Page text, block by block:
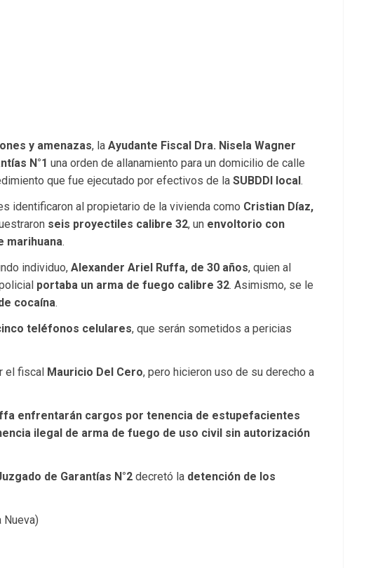
y amenazas, la Ayudante Fiscal Dra. Nisela Wagner
N°1 una orden de allanamiento para un domicilio de calle
que fue ejecutado por efectivos de la SUBDDI local.
identificaron al propietario de la vivienda como Cristian Díaz,
seis proyectiles calibre 32, un envoltorio con
marihuana.
individuo, Alexander Ariel Ruffa, de 30 años, quien al
portaba un arma de fuego calibre 32. Asimismo, se le
cocaína.
teléfonos celulares, que serán sometidos a pericias
el fiscal Mauricio Del Cero, pero hicieron uso de su derecho a
enfrentarán cargos por tenencia de estupefacientes
ilegal de arma de fuego de uso civil sin autorización
de Garantías N°2 decretó la detención de los
Nueva)